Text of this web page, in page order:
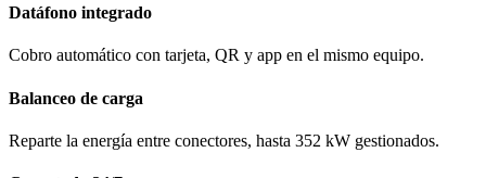
Datáfono integrado
Cobro automático con tarjeta, QR y app en el mismo equipo.
Balanceo de carga
Reparte la energía entre conectores, hasta 352 kW gestionados.